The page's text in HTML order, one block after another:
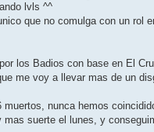
lvls ^^
que no comulga con un
los Badios con base en El
me voy a llevar mas de un
nunca hemos
suerte el lunes, y